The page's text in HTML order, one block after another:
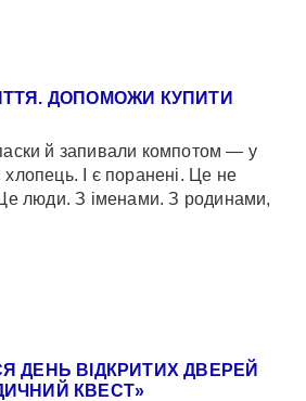
ДОПОМОЖИ КУПИТИ
й запивали компотом — у
І є поранені. Це не
люди. З іменами. З родинами,
ДЕНЬ ВІДКРИТИХ ДВЕРЕЙ
КВЕСТ»